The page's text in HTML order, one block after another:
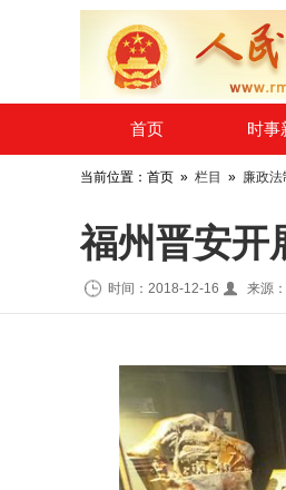
​首页 时事
当前位置：首页 » 栏目 » 廉政法
福州晋安开
时间：2018-12-16 来源